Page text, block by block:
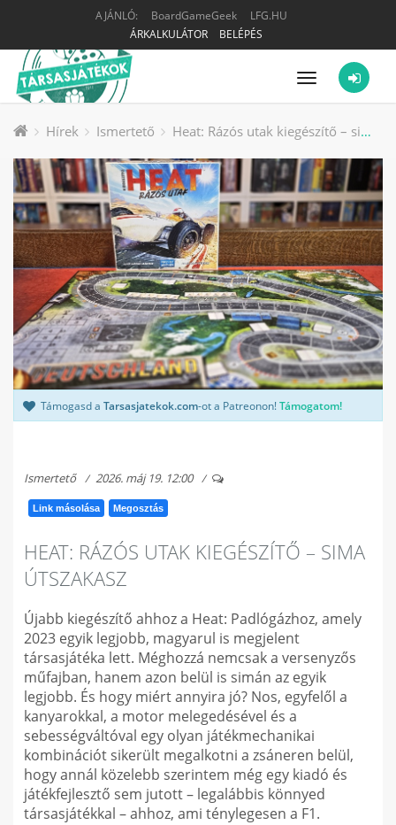
AJÁNLÓ: BoardGameGeek
LFG.HU
ÁRKALKULÁTOR
BELÉPÉS
Menü
Hírek Ismertető Heat: Rázós utak kiegészítő – sima útszakasz
Támogasd a Tarsasjatekok.com-ot a Patreonon!Támogatom!
Ismertető 2026. máj 19. 12:00
Link másolása Megosztás
HEAT: RÁZÓS UTAK KIEGÉSZÍTŐ – SIMA
ÚTSZAKASZ
Újabb kiegészítő ahhoz a Heat: Padlógázhoz, amely
2023 egyik legjobb, magyarul is megjelent
társasjátéka lett. Méghozzá nemcsak a versenyzős
műfajban, hanem azon belül is simán az egyik
legjobb. És hogy miért annyira jó? Nos, egyfelől a
kanyarokkal, a motor melegedésével és a
sebességváltóval egy olyan játékmechanikai
kombinációt sikerült megalkotni a zsáneren belül,
hogy annál közelebb szerintem még egy kiadó és
játékfejlesztő sem jutott – legalábbis könnyed
társasjátékkal – ahhoz, ami ténylegesen a F1.